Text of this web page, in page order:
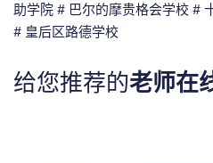
助学院 # 巴尔的摩贵格会学校 #
# 皇后区路德学校
给您推荐的老师在